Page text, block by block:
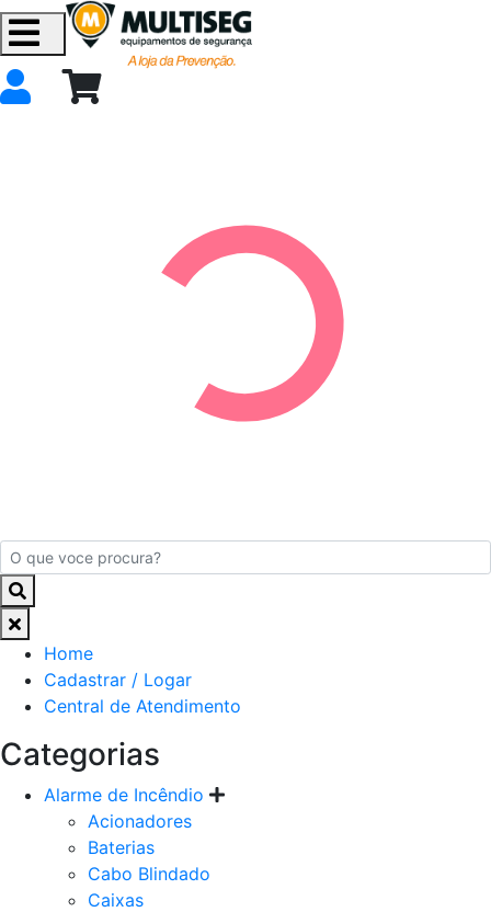
Home
Cadastrar / Logar
Central de Atendimento
Categorias
Alarme de Incêndio
Acionadores
Baterias
Cabo Blindado
Caixas